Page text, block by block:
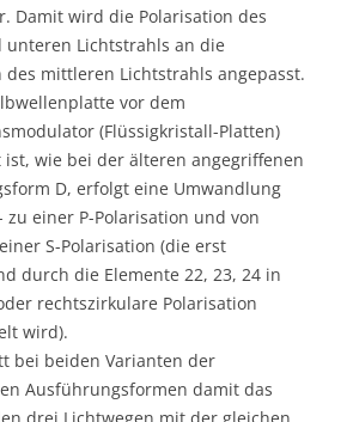
Damit wird die Polarisation des
unteren Lichtstrahls an die
des mittleren Lichtstrahls angepasst.
vor dem
(Flüssigkristall-Platten)
ist, wie bei der älteren angegriffenen
D, erfolgt eine Umwandlung
zu einer P-Polarisation und von
S-Polarisation (die erst
durch die Elemente 22, 23, 24 in
rechtszirkulare Polarisation
wird).
bei beiden Varianten der
Ausführungsformen damit das
drei Lichtwegen mit der gleichen